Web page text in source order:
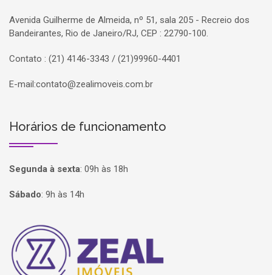
Avenida Guilherme de Almeida, nº 51, sala 205 - Recreio dos
Bandeirantes, Rio de Janeiro/RJ, CEP : 22790-100.
Contato : (21) 4146-3343 / (21)99960-4401
E-mail:contato@zealimoveis.com.br
Horários de funcionamento
Segunda à sexta: 09h às 18h
Sábado: 9h às 14h
Página inicial